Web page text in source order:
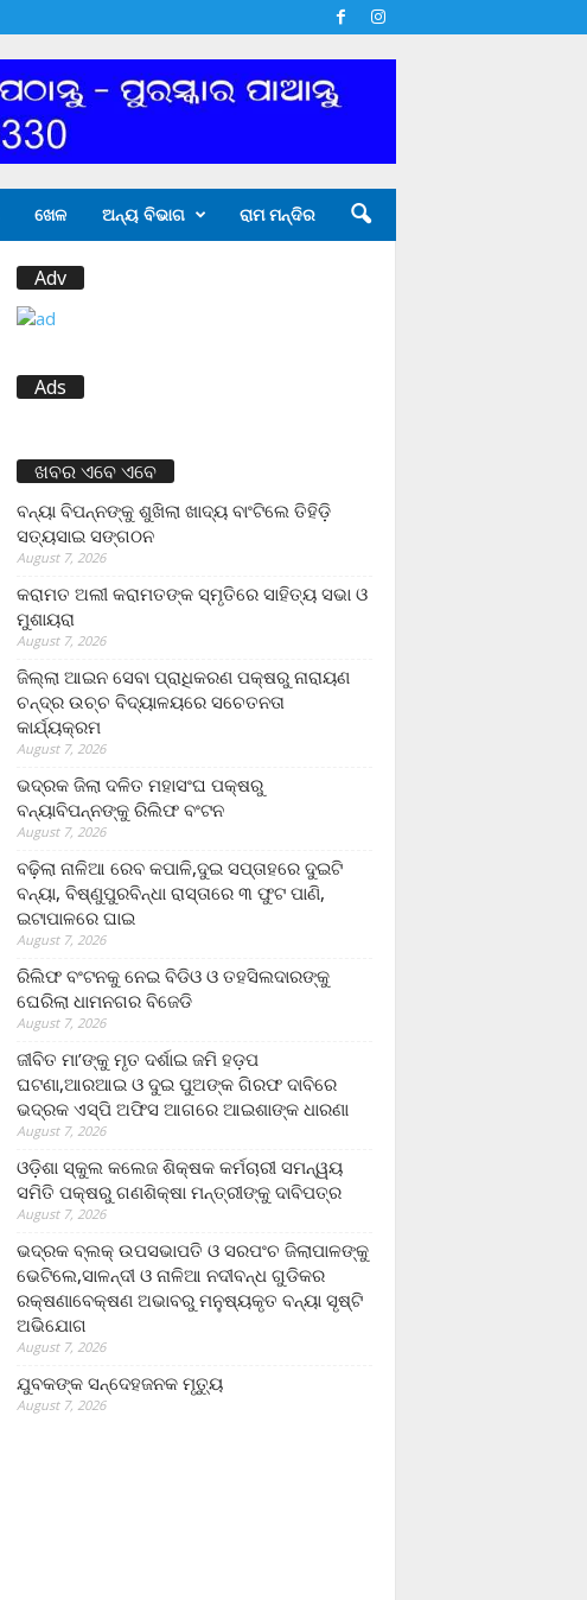
ଖେଳ ଅନ୍ୟ ବିଭାଗ ରାମ ମନ୍ଦିର
Adv
Ads
ଖବର ଏବେ ଏବେ
ବନ୍ୟା ବିପନ୍ନଙ୍କୁ ଶୁଖିଲା ଖାଦ୍ୟ ବାଂଟିଲେ ତିହିଡି଼
ସତ୍ୟସାଇ ସଙ୍ଗଠନ
August 7, 2026
କରାମତ ଅଲୀ କରାମତଙ୍କ ସ୍ମୃତିରେ ସାହିତ୍ୟ ସଭା ଓ
ମୁଶାୟରା
August 7, 2026
ଜିଲ୍ଲା ଆଇନ ସେବା ପ୍ରାଧିକରଣ ପକ୍ଷରୁ ନାରାୟଣ
ଚନ୍ଦ୍ର ଉଚ୍ଚ ବିଦ୍ୟାଳୟରେ ସଚେତନତା
କାର୍ଯ୍ୟକ୍ରମ
August 7, 2026
ଭଦ୍ରକ ଜିଲା ଦଳିତ ମହାସଂଘ ପକ୍ଷରୁ
ବନ୍ୟାବିପନ୍ନଙ୍କୁ ରିଲିଫ ବଂଟନ
August 7, 2026
ବଢ଼ିଲା ନାଳିଆ ରେବ କପାଳି,ଦୁଇ ସପ୍ତାହରେ ଦୁଇଟି
ବନ୍ୟା, ବିଷ୍ଣୁପୁରବିନ୍ଧା ରାସ୍ତାରେ ୩ ଫୁଟ ପାଣି,
ଇଟାପାଳରେ ଘାଇ
August 7, 2026
ରିଲିଫ ବଂଟନକୁ ନେଇ ବିଡିଓ ଓ ତହସିଲଦାରଙ୍କୁ
ଘେରିଲା ଧାମନଗର ବିଜେଡି
August 7, 2026
ଜୀବିତ ମା’ଙ୍କୁ ମୃତ ଦର୍ଶାଇ ଜମି ହଡ଼ପ
ଘଟଣା,ଆରଆଇ ଓ ଦୁଇ ପୁଅଙ୍କ ଗିରଫ ଦାବିରେ
ଭଦ୍ରକ ଏସ୍‌ପି ଅଫିସ ଆଗରେ ଆଇଶାଙ୍କ ଧାରଣା
August 7, 2026
ଓଡ଼ିଶା ସ୍କୁଲ କଲେଜ ଶିକ୍ଷକ କର୍ମଚାରୀ ସମନ୍ୱୟ
ସମିତି ପକ୍ଷରୁ ଗଣଶିକ୍ଷା ମନ୍ତ୍ରୀଙ୍କୁ ଦାବିପତ୍ର
August 7, 2026
ଭଦ୍ରକ ବ୍ଲକ୍ ଉପସଭାପତି ଓ ସରପଂଚ ଜିଲାପାଳଙ୍କୁ
ଭେଟିଲେ,ସାଳନ୍ଦୀ ଓ ନାଳିଆ ନଦୀବନ୍ଧ ଗୁଡିକର
ରକ୍ଷଣାବେକ୍ଷଣ ଅଭାବରୁ ମନୁଷ୍ୟକୃତ ବନ୍ୟା ସୃଷ୍ଟି
ଅଭିଯୋଗ
August 7, 2026
ଯୁବକଙ୍କ ସନ୍ଦେହଜନକ ମୃତ୍ୟୁ
August 7, 2026